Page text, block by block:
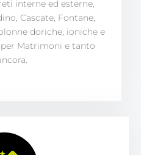
interne ed esterne,
Cascate, Fontane,
doriche, ioniche e
Matrimoni e tanto